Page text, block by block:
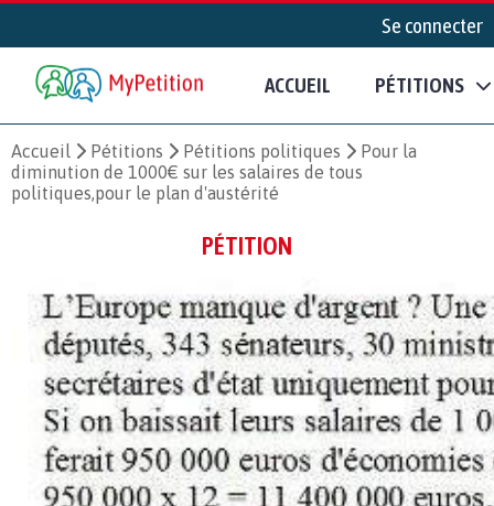
Se connecter
ACCUEIL PÉTITIONS
Accueil Pétitions Pétitions politiques
Pour la
diminution de 1000€ sur les salaires de tous
politiques,pour le plan d'austérité
PÉTITION